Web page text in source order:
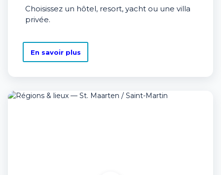
Choisissez un hôtel, resort, yacht ou une villa
privée.
En savoir plus